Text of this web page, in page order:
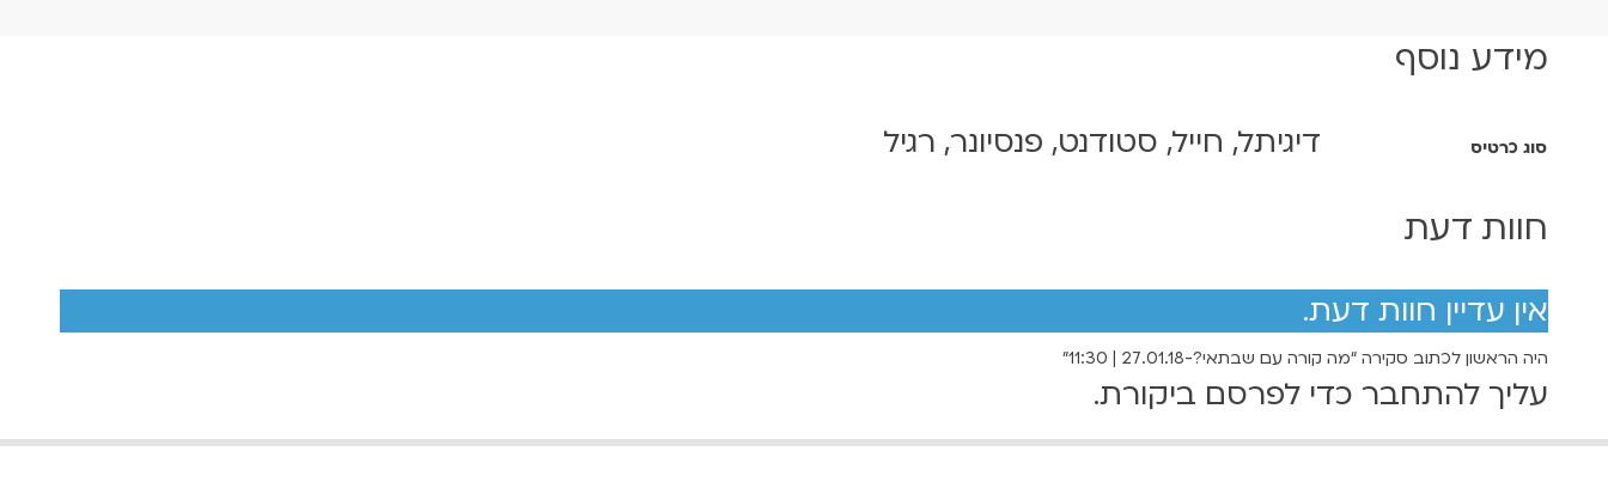
מידע נוסף
סוג כרטיס דיגיתל, חייל, סטודנט, פנסיונר, רגיל
חוות דעת
אין עדיין חוות דעת.
היה הראשון לכתוב סקירה “מה קורה עם שבתאי?-27.01.18 | 11:30”
עליך להתחבר כדי לפרסם ביקורת.